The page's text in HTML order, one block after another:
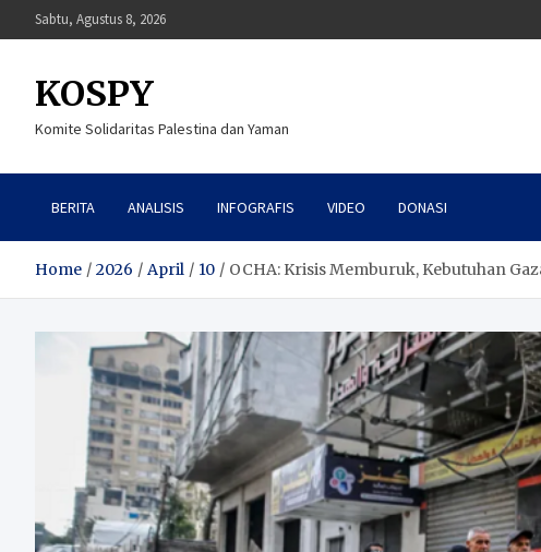
to
Sabtu, Agustus 8, 2026
KOSPY
Komite Solidaritas Palestina dan Yaman
BERITA ANALISIS INFOGRAFIS VIDEO DONASI
Home 2026 April 10 OCHA: Krisis Memburuk, Kebutuhan